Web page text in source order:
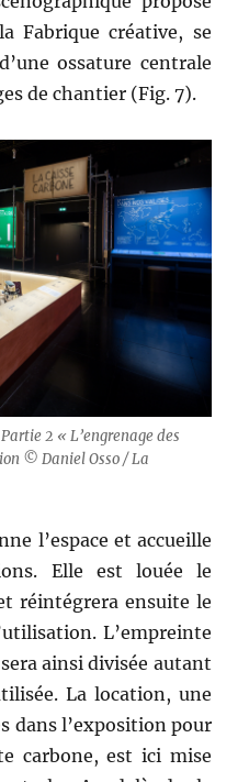
Fabrique créative, se
ossature centrale
de chantier (Fig. 7).
2 « L’engrenage des
© Daniel Osso / La
l’espace et accueille
Elle est louée le
réintégrera ensuite le
L’empreinte
ainsi divisée autant
La location, une
dans l’exposition pour
carbone, est ici mise